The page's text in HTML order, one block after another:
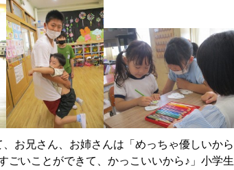
お兄さん、お姉さんは「めっちゃ優しいから
ごいことができて、かっこいいから♪」小学生